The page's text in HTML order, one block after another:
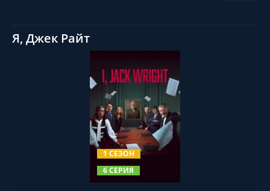
Я, Джек Райт
1 СЕЗОН
6 СЕРИЯ
СМОТРЕТЬ ОНЛАЙН